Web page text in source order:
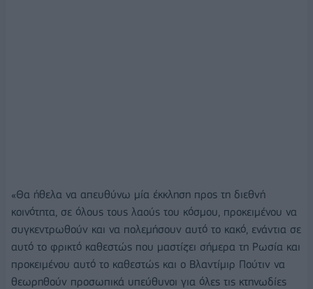
«Θα ήθελα να απευθύνω μία έκκληση προς τη διεθνή
κοινότητα, σε όλους τους λαούς του κόσμου, προκειμένου να
συγκεντρωθούν και να πολεμήσουν αυτό το κακό, ενάντια σε
αυτό το φρικτό καθεστώς που μαστίζει σήμερα τη Ρωσία και
προκειμένου αυτό το καθεστώς και ο Βλαντίμιρ Πούτιν να
θεωρηθούν προσωπικά υπεύθυνοι για όλες τις κτηνωδίες